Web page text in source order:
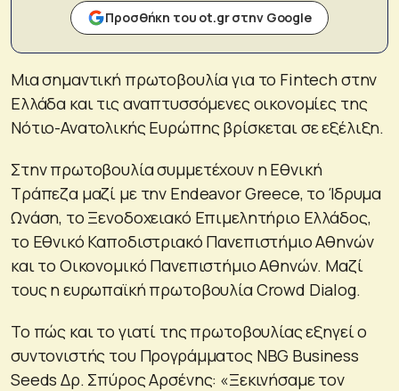
Προσθήκη του ot.gr στην Google
Μια σημαντική πρωτοβουλία για το Fintech στην
Ελλάδα και τις αναπτυσσόμενες οικονομίες της
Νότιο-Ανατολικής Ευρώπης βρίσκεται σε εξέλιξη.
Στην πρωτοβουλία συμμετέχουν η Εθνική
Τράπεζα μαζί με την Endeavor Greece, το Ίδρυμα
Ωνάση, το Ξενοδοχειακό Επιμελητήριο Ελλάδος,
το Εθνικό Καποδιστριακό Πανεπιστήμιο Αθηνών
και το Οικονομικό Πανεπιστήμιο Αθηνών. Μαζί
τους η ευρωπαϊκή πρωτοβουλία Crowd Dialog.
Το πώς και το γιατί της πρωτοβουλίας εξηγεί ο
συντονιστής του Προγράμματος NBG Business
Seeds Δρ. Σπύρος Αρσένης: «Ξεκινήσαμε τον